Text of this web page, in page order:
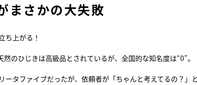
まさかの大失敗
ち上がる！
のひじきは高級品とされているが、全国的な知名度は“0”。
タファイブだったが、依頼者が「ちゃんと考えてるの？」と